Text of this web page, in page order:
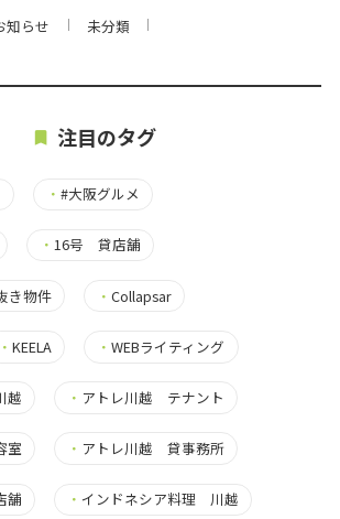
知らせ 未分類
注目のタグ
・#大阪グルメ
・16号 貸店舗
き物件 ・Collapsar
・KEELA ・WEBライティング
越 ・ アトレ川越 テナント
室 ・ アトレ川越 貸事務所
舗 ・ インドネシア料理 川越